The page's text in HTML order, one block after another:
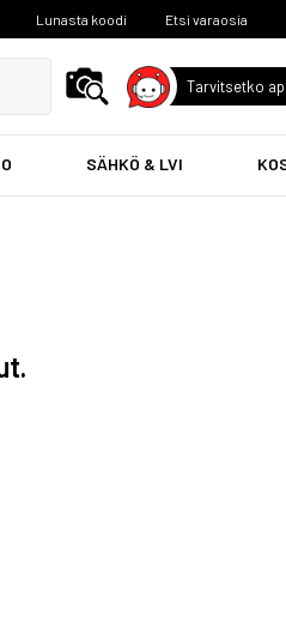
Lunasta koodi Etsi varaosia
Tarvitsetko
SÄHKÖ & LVI